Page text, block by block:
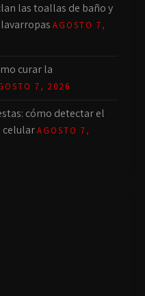
las toallas de baño y
AGOSTO 7,
curar la
7, 2026
cómo detectar el
celularAGOSTO 7,